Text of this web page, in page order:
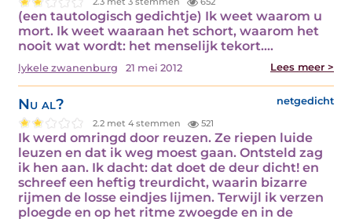
(een tautologisch gedichtje) Ik weet waarom u
mort. Ik weet waaraan het schort, waarom het
nooit wat wordt: het menselijk tekort.…
lykele zwanenburg 21 mei 2012 Lees meer >
Nu al? netgedicht
2.2 met 4 stemmen 521
Ik werd omringd door reuzen. Ze riepen luide
leuzen en dat ik weg moest gaan. Ontsteld zag
ik hen aan. Ik dacht: dat doet de deur dicht! en
schreef een heftig treurdicht, waarin bizarre
rijmen de losse eindjes lijmen. Terwijl ik verzen
ploegde en op het ritme zwoegde en in de